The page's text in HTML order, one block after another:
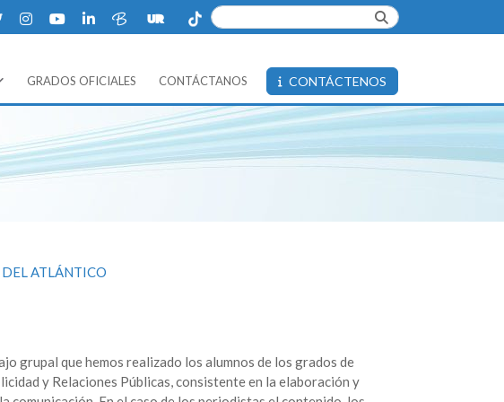
GRADOS OFICIALES CONTÁCTANOS CONTÁCTENOS
ATLÁNTICO
grupal que hemos realizado los alumnos de los grados de
y Relaciones Públicas, consistente en la elaboración y